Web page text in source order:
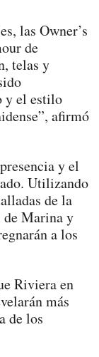
las Owner’s
de
telas y
y el estilo
afirmó
y el
Utilizando
de la
de Marina y
a los
Riviera en
más
de los